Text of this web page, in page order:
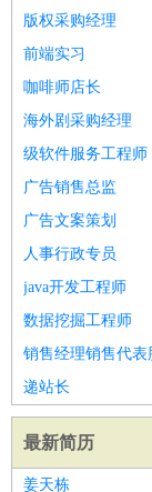
版权采购经理
前端实习
咖啡师店长
海外剧采购经理
级软件服务工程师
广告销售总监
广告文案策划
人事行政专员
java开发工程师
数据挖掘工程师
销售经理销售代表
递站长
最新简历
姜天栋